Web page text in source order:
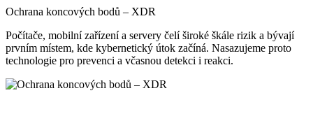
Ochrana koncových bodů – XDR
Počítače, mobilní zařízení a servery čelí široké škále rizik a bývají
prvním místem, kde kybernetický útok začíná. Nasazujeme proto
technologie pro prevenci a včasnou detekci i reakci.